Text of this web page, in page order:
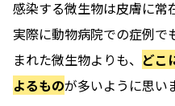
感染する微生物は皮膚に常
実際に動物病院での症例で
まれた微生物よりも、 どこ
よるものが多いように思い